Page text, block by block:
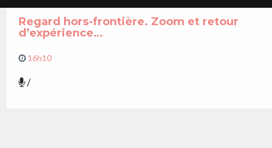
Regard hors-frontière. Zoom et retour
d’expérience…
16h10
/